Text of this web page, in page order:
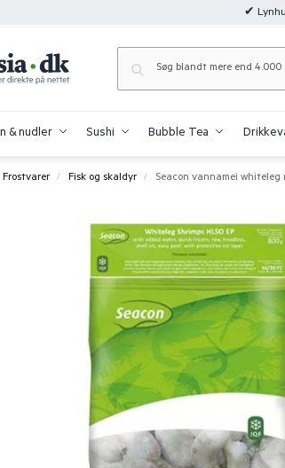
✔
& nudler Sushi Bubble Tea
Frostvarer / Fisk og skaldyr / Seacon vannamei